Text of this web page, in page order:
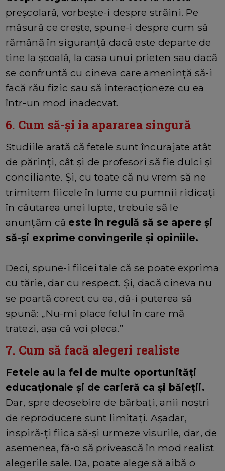
preșcolară, vorbește-i despre străini. Pe
măsură ce crește, spune-i despre cum să
rămână în siguranță dacă este departe de
tine la școală, la casa unui prieten sau dacă
se confruntă cu cineva care amenință să-i
facă rău fizic sau să interacționeze cu ea
într-un mod inadecvat.
6. Cum să-și ia apararea singură
Studiile arată că fetele sunt încurajate atât
de părinți, cât și de profesori să fie dulci și
conciliante. Și, cu toate că nu vrem să ne
trimitem fiicele în lume cu pumnii ridicați
în căutarea unei lupte, trebuie să le
anunțăm că este în regulă să se apere și
să-și exprime convingerile și opiniile.
Deci, spune-i fiicei tale că se poate exprima
cu tărie, dar cu respect. Și, dacă cineva nu
se poartă corect cu ea, dă-i puterea să
spună: „Nu-mi place felul în care mă
tratezi, așa că voi pleca.”
7. Cum să facă alegeri realiste
Fetele au la fel de multe oportunități
educaționale și de carieră ca și băieții.
Dar, spre deosebire de bărbați, anii noștri
de reproducere sunt limitați. Așadar,
inspiră-ți fiica să-și urmeze visurile, dar, de
asemenea, fă-o să privească în mod realist
alegerile sale. Da, poate alege să aibă o